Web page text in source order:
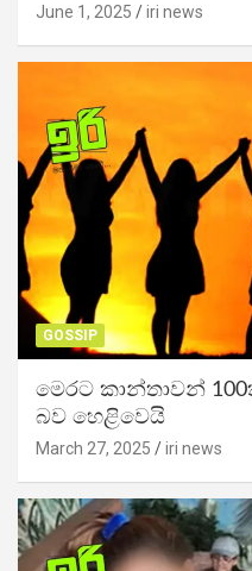
June 1, 2025 iri news
GOSSIP
මෙරට කාන්තාවන්
බව හෙළිවෙයි
March 27, 2025 iri news